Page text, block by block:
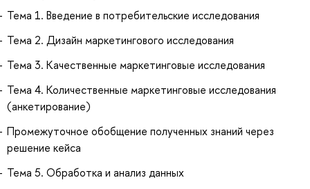
Тема 1. Введение в потребительские исследования
Тема 2. Дизайн маркетингового исследования
Тема 3. Качественные маркетинговые исследования
Тема 4. Количественные маркетинговые исследования
(анкетирование)
Промежуточное обобщение полученных знаний через
решение кейса
Тема 5. Обработка и анализ данных